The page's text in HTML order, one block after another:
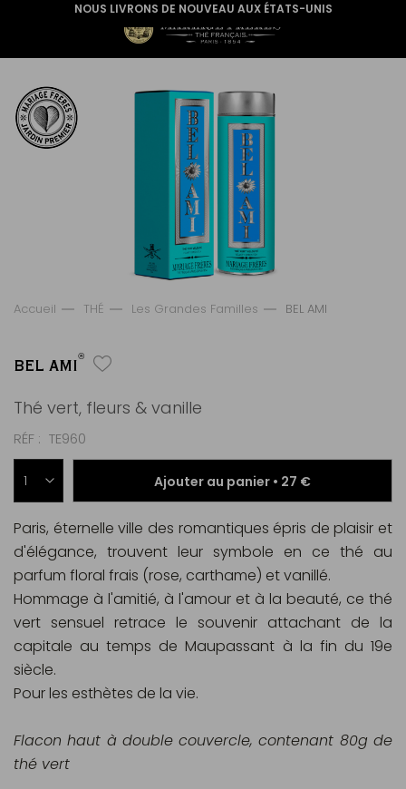
NOUS LIVRONS DE NOUVEAU AUX ÉTATS-UNIS
Accueil THÉ Les Grandes Familles BEL AMI
BEL AMI®
Thé vert, fleurs & vanille
RÉF TE960
Ajouter au panier • 27 €
Paris, éternelle ville des romantiques épris de plaisir et
d'élégance, trouvent leur symbole en ce thé au
parfum floral frais (rose, carthame) et vanillé.
Hommage à l'amitié, à l'amour et à la beauté, ce thé
vert sensuel retrace le souvenir attachant de la
capitale au temps de Maupassant à la fin du 19e
siècle.
Pour les esthètes de la vie.
Flacon haut à double couvercle, contenant 80g de
thé vert